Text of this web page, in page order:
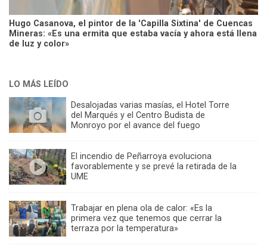
Hugo Casanova, el pintor de la 'Capilla Sixtina' de Cuencas
Mineras: «Es una ermita que estaba vacía y ahora está llena
de luz y color»
LO MÁS LEÍDO
Desalojadas varias masías, el Hotel Torre
del Marqués y el Centro Budista de
Monroyo por el avance del fuego
El incendio de Peñarroya evoluciona
favorablemente y se prevé la retirada de la
UME
Trabajar en plena ola de calor: «Es la
primera vez que tenemos que cerrar la
terraza por la temperatura»